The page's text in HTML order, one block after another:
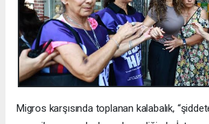
Migros karşısında toplanan kalabalık,